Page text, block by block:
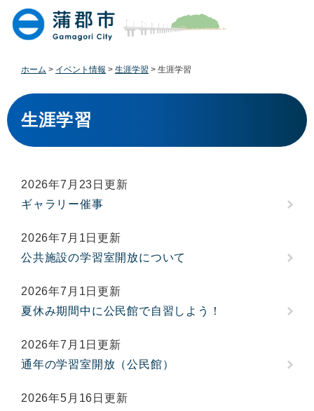
す
。
し
て
ホーム > イベント情報 > 生涯学習 > 生涯学習
本
文
生涯学習
2026年7月23日更新
ギャラリー催事
2026年7月1日更新
公共施設の学習室開放について
2026年7月1日更新
夏休み期間中に公民館で自習しよう！
2026年7月1日更新
通年の学習室開放（公民館）
2026年5月16日更新